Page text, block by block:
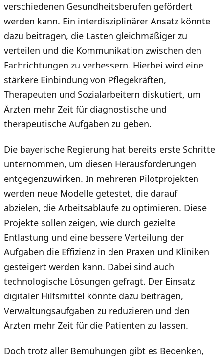
verschiedenen Gesundheitsberufen gefördert
werden kann. Ein interdisziplinärer Ansatz könnte
dazu beitragen, die Lasten gleichmäßiger zu
verteilen und die Kommunikation zwischen den
Fachrichtungen zu verbessern. Hierbei wird eine
stärkere Einbindung von Pflegekräften,
Therapeuten und Sozialarbeitern diskutiert, um
Ärzten mehr Zeit für diagnostische und
therapeutische Aufgaben zu geben.
Die bayerische Regierung hat bereits erste Schritte
unternommen, um diesen Herausforderungen
entgegenzuwirken. In mehreren Pilotprojekten
werden neue Modelle getestet, die darauf
abzielen, die Arbeitsabläufe zu optimieren. Diese
Projekte sollen zeigen, wie durch gezielte
Entlastung und eine bessere Verteilung der
Aufgaben die Effizienz in den Praxen und Kliniken
gesteigert werden kann. Dabei sind auch
technologische Lösungen gefragt. Der Einsatz
digitaler Hilfsmittel könnte dazu beitragen,
Verwaltungsaufgaben zu reduzieren und den
Ärzten mehr Zeit für die Patienten zu lassen.
Doch trotz aller Bemühungen gibt es Bedenken,